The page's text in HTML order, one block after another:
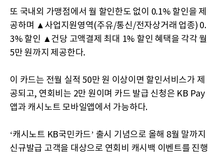
또 국내외 가맹점에서 월 할인한도 없이 0.1% 할인을 제
공하며 ▲사업지원영역(주유/통신/전자상거래 업종) 0.
3% 할인 ▲건당 고액결제 최대 1% 할인 혜택을 각각 월
5만 원까지 제공한다.
이 카드는 전월 실적 50만 원 이상이면 할인서비스가 제
공되고, 연회비는 2만 원이며 카드 발급 신청은 KB Pay
앱과 캐시노트 모바일앱에서 가능하다.
‘캐시노트 KB국민카드’ 출시 기념으로 올해 8월 말까지
신규발급 고객을 대상으로 연회비 캐시백 이벤트를 진행